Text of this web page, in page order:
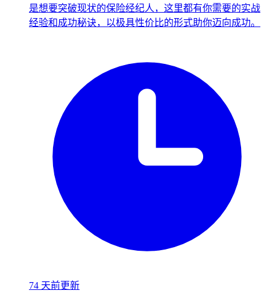
是想要突破现状的保险经纪人，这里都有你需要的实战
经验和成功秘诀，以极具性价比的形式助你迈向成功。
74 天前更新